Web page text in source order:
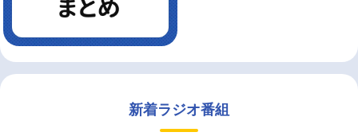
新着ラジオ番組